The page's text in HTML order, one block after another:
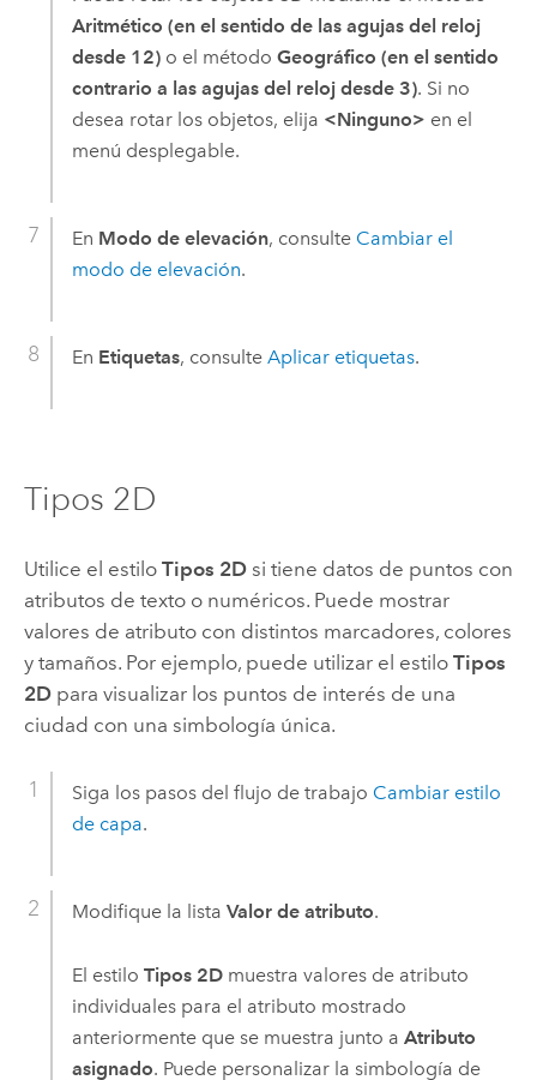
Aritmético (en el sentido de las agujas del reloj
desde 12)o el método Geográfico (en el sentido
contrario a las agujas del reloj desde 3). Si no
desea rotar los objetos, elija <Ninguno> en el
menú desplegable.
En Modo de elevación, consulte Cambiar el
modo de elevación.
En Etiquetas, consulte Aplicar etiquetas.
Tipos 2D
Utilice el estilo Tipos 2Dsi tiene datos de puntos con
atributos de texto o numéricos. Puede mostrar
valores de atributo con distintos marcadores, colores
y tamaños. Por ejemplo, puede utilizar el estilo Tipos
2Dpara visualizar los puntos de interés de una
ciudad con una simbología única.
Siga los pasos del flujo de trabajo Cambiar estilo
de capa.
Modifique la lista Valor de atributo.
El estilo Tipos 2Dmuestra valores de atributo
individuales para el atributo mostrado
anteriormente que se muestra junto a Atributo
asignado. Puede personalizar la simbología de